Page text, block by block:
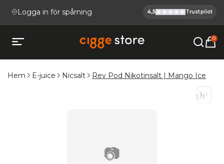
Logga in för spårning
Cigge.se
4,5 Trustpilot
Öppna mobilmeny
Köp E-cigg, E-juice, Snus &
0
Hem E-juice Nicsalt Rev Pod Nikotinsalt | Mango Ice
📷
1 /1
1/ 1